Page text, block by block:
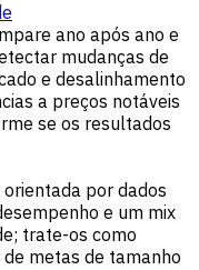
ano após ano e
mudanças de
e desalinhamento
a preços notáveis
se os resultados
por dados
e um mix
trate-os como
metas de tamanho